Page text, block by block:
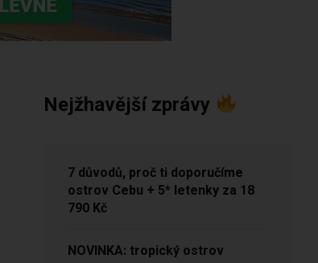
Nejžhavější zprávy
7 důvodů, proč ti doporučíme
ostrov Cebu + 5* letenky za 18
790 Kč
NOVINKA: tropický ostrov